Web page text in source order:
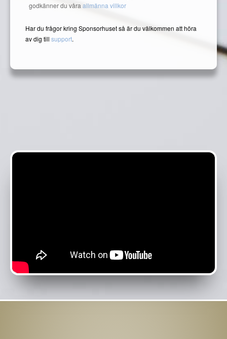
godkänner du våra allmänna villkor
Har du frågor kring Sponsorhuset så är du välkommen att höra
av dig till support.